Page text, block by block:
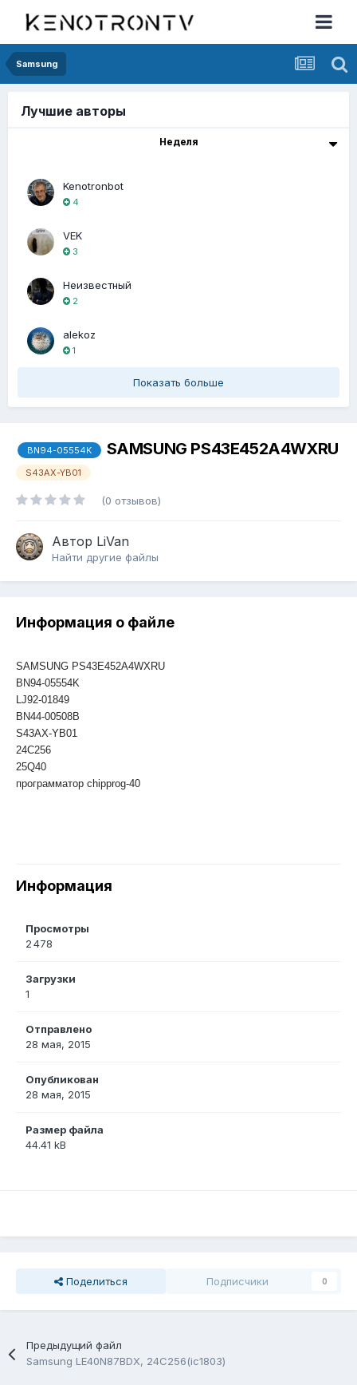
Samsung
Лучшие авторы
Неделя
Kenotronbot
4
VEK
3
Неизвестный
2
alekoz
1
Показать больше
BN94-05554K SAMSUNG PS43E452A4WXRU
S43AX-YB01
(0 отзывов)
Автор LiVan
Найти другие файлы
Информация о файле
SAMSUNG PS43E452A4WXRU
BN94-05554K
LJ92-01849
BN44-00508B
S43AX-YB01
24C256
25Q40
программатор chipprog-40
Информация
Просмотры
2 478
Загрузки
1
Отправлено
28 мая, 2015
Опубликован
28 мая, 2015
Размер файла
44.41 kB
Поделиться Подписчики 0
Предыдущий файл
Samsung LE40N87BDX, 24C256(ic1803)